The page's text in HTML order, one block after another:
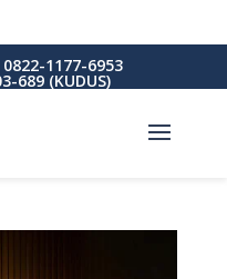
0822-1177-6953
689 (KUDUS)